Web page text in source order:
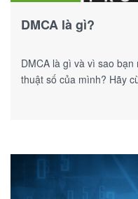
DMCA là gì?
DMCA là gì và vì sao
thuật số của mình? Hãy